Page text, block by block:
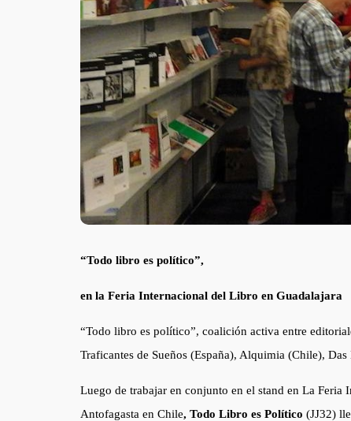
“Todo libro es político”,
en la Feria Internacional del Libro en Guadalajara
“Todo libro es político”, coalición activa entre
Traficantes de Sueños (España), Alquimia (Chile),
Luego de trabajar en conjunto en el stand en La
Antofagasta en Chile, Todo Libro es Político (JJ32)